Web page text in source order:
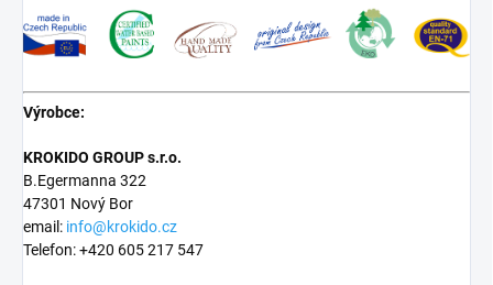
Výrobce:
KROKIDO GROUP s.r.o.
B.Egermanna 322
47301 Nový Bor
email: info@krokido.cz
Telefon: +420 605 217 547